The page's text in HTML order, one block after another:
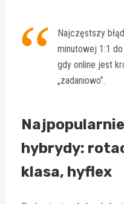
Najczęstszy
minutowej 1:1
gdy online jest
„zadaniowo”.
hybrydy:
klasa, hyflex